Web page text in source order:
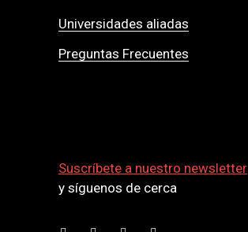
Universidades aliadas
Preguntas Frecuentes
Suscríbete a nuestro newsletter
y síguenos de cerca